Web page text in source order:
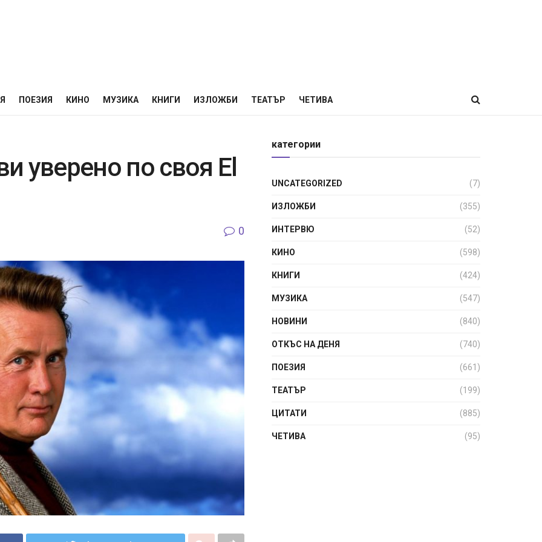
ПОЕЗИЯ КИНО МУЗИКА КНИГИ ИЗЛОЖБИ ТЕАТЪР ЧЕТИВА
уверено по своя El
0
категории
UNCATEGORIZED (7)
ИЗЛОЖБИ (355)
ИНТЕРВЮ (52)
КИНО (598)
КНИГИ (424)
МУЗИКА (547)
НОВИНИ (840)
ОТКЪС НА ДЕНЯ (740)
ПОЕЗИЯ (661)
ТЕАТЪР (199)
ЦИТАТИ (885)
ЧЕТИВА (95)